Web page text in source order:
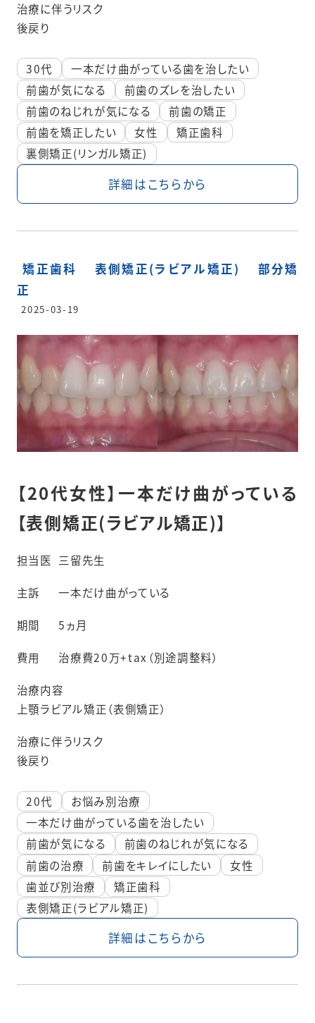
治療に伴うリスク
後戻り
30代
一本だけ曲がっている歯を治したい
前歯が気になる
前歯のズレを治したい
前歯のねじれが気になる
前歯の矯正
前歯を矯正したい
女性
矯正歯科
裏側矯正(リンガル矯正)
詳細はこちらから
矯正歯科 表側矯正(ラビアル矯正)
部分矯
正
2025-03-19
【20代女性】一本だけ曲がっている
【表側矯正(ラビアル矯正)】
担当医 三留先生
主訴 一本だけ曲がっている
期間 5ヵ月
費用 治療費20万+tax（別途調整料）
治療内容
上顎ラビアル矯正（表側矯正）
治療に伴うリスク
後戻り
20代
お悩み別治療
一本だけ曲がっている歯を治したい
前歯が気になる
前歯のねじれが気になる
前歯の治療
前歯をキレイにしたい
女性
歯並び別治療
矯正歯科
表側矯正(ラビアル矯正)
詳細はこちらから